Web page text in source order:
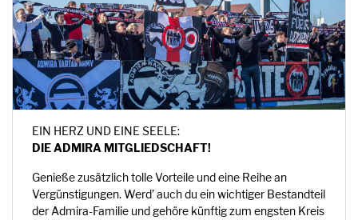
EIN HERZ UND EINE SEELE:
DIE ADMIRA MITGLIEDSCHAFT!
Genieße zusätzlich tolle Vorteile und eine Reihe an
Vergünstigungen. Werd’ auch du ein wichtiger Bestandteil
der Admira-Familie und gehöre künftig zum engsten Kreis